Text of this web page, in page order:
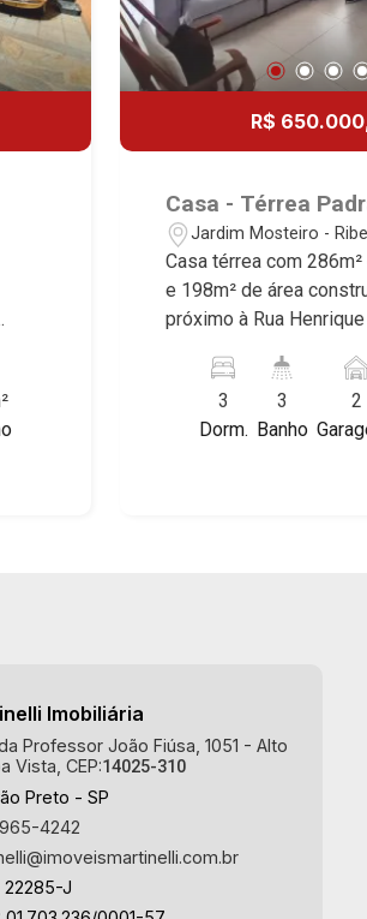
R$
Casa - Térrea
Jardim Mosteiro -
Casa térrea com
e 198m² de área
próximo à Rua
Conheça as
imóvel que a Martinelli
selecionou para você: - 286m² de área
residenciais e
incomparável. Atuamos nos bairros de
3
Dorm.
3
Banho
2
Imobiliária
Professor João Fiúsa, 1051 - Alto
Vista, CEP:14025-310
Preto - SP
4242
22285-J